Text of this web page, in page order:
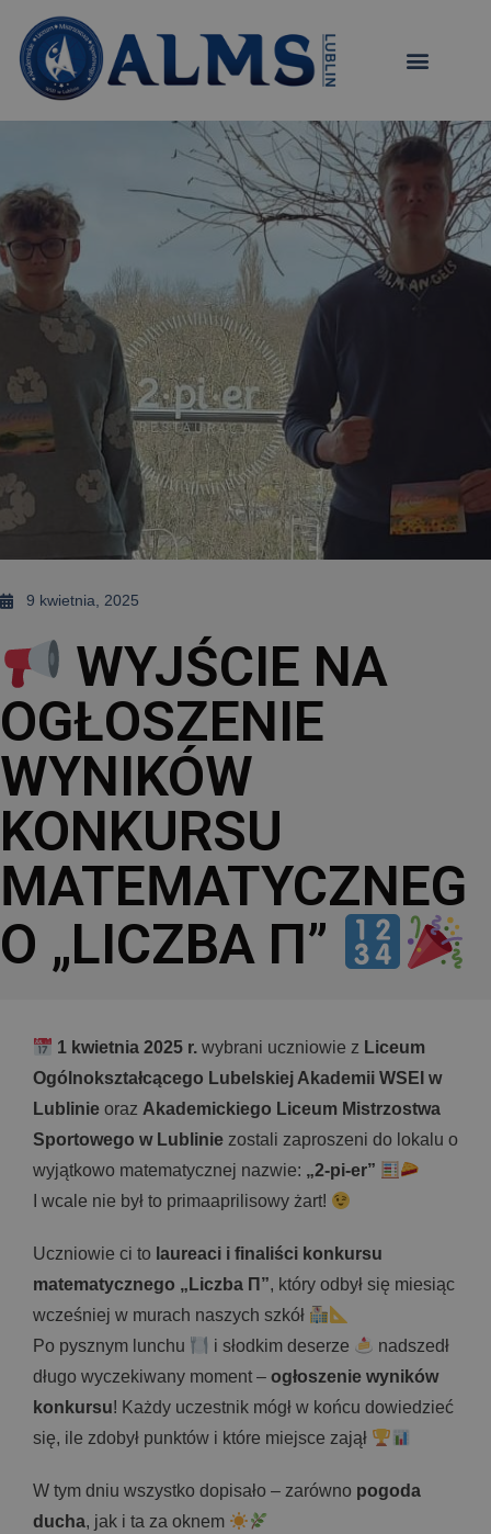
9 kwietnia, 2025
WYJŚCIE NA
OGŁOSZENIE
WYNIKÓW
KONKURSU
MATEMATYCZNEG
O „LICZBA Π”
1 kwietnia 2025 r. wybrani uczniowie z Liceum
Ogólnokształcącego Lubelskiej Akademii WSEI w
Lublinie oraz Akademickiego Liceum Mistrzostwa
Sportowego w Lublinie zostali zaproszeni do lokalu o
wyjątkowo matematycznej nazwie: „2-pi-er”
I wcale nie był to primaaprilisowy żart!
Uczniowie ci to laureaci i finaliści konkursu
matematycznego „Liczba Π”, który odbył się miesiąc
wcześniej w murach naszych szkół
Po pysznym lunchu
i słodkim deserze
nadszedł
długo wyczekiwany moment – ogłoszenie wyników
konkursu! Każdy uczestnik mógł w końcu dowiedzieć
się, ile zdobył punktów i które miejsce zajął
W tym dniu wszystko dopisało – zarówno pogoda
ducha, jak i ta za oknem